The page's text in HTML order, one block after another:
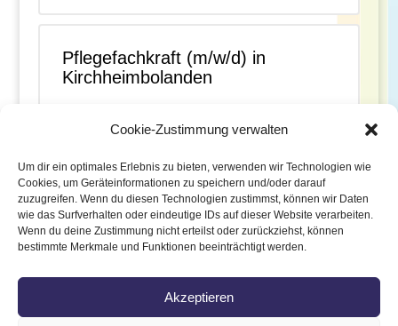
Cookie-Zustimmung verwalten
Um dir ein optimales Erlebnis zu bieten, verwenden wir Technologien wie
Cookies, um Geräteinformationen zu speichern und/oder darauf
zuzugreifen. Wenn du diesen Technologien zustimmst, können wir Daten
wie das Surfverhalten oder eindeutige IDs auf dieser Website verarbeiten.
Wenn du deine Zustimmung nicht erteilst oder zurückziehst, können
bestimmte Merkmale und Funktionen beeinträchtigt werden.
Akzeptieren
Pflegefachkraft (m/w/d) in
Kirchheimbolanden
ANSEHEN
« 1 … 3 4 5 6 7 »